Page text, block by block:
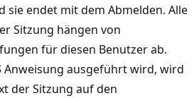
sie endet mit dem Abmelden. Alle
Sitzung hängen von
für diesen Benutzer ab.
Anweisung ausgeführt wird, wird
der Sitzung auf den